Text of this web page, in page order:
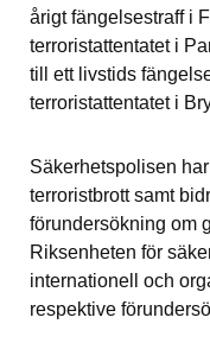
årigt fängelsestraff i
terroristattentatet i
till ett livstids
terroristattentatet i
Säkerhetspolisen
terroristbrott samt
förundersökning om
Riksenheten för
internationell och
respektive